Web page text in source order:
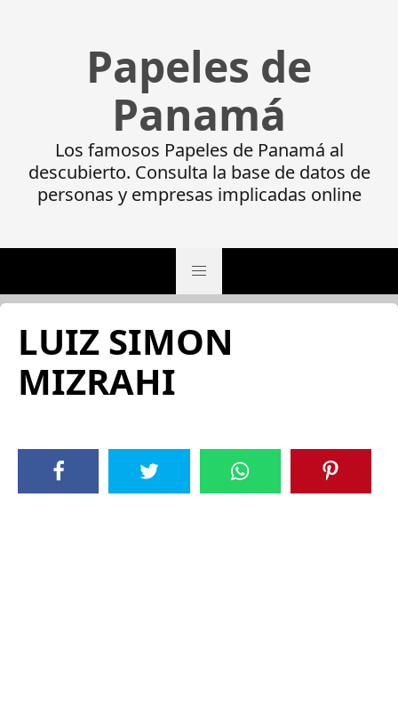
Papeles de
Panamá
Los famosos Papeles de Panamá al
descubierto. Consulta la base de datos de
personas y empresas implicadas online
LUIZ SIMON
MIZRAHI